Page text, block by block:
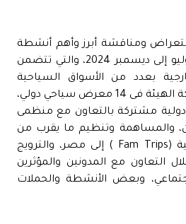
ومناقشة أبرز وأهم أنشطة
الهيئة خلال الفترة من يوليو إلى ديسمبر 2024، والتي تتضمن
بعدد من الأسواق السياحية
المستهدفة منها مشاركة الهيئة فى 14 معرض سياحي دولي،
دولية مشتركة بالتعاون مع منظمى
والمساهمة وتنظيم ما يقرب من
36 رحلة تعريفية وصحفية (Fam Trips ) إلى مصر، والترويج
التعاون مع المدونين والمؤثرين
وبعض الأنشطة والحملات